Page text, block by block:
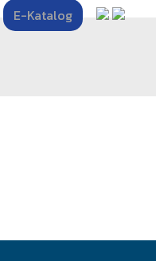
E-Katalog